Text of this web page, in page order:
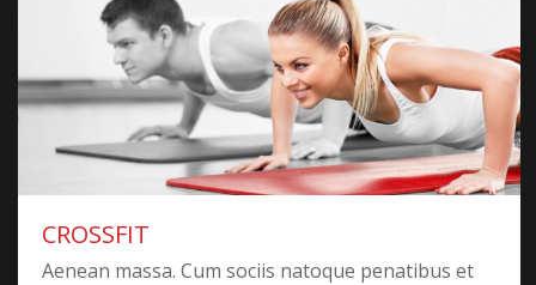
CROSSFIT
Aenean massa. Cum sociis natoque penatibus et